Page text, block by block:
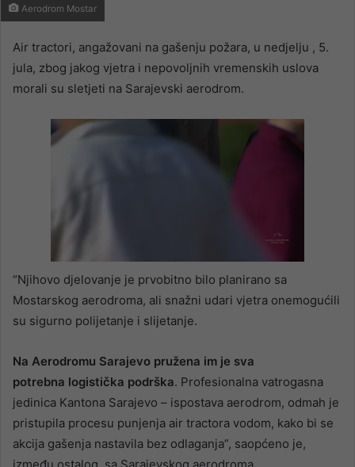
Aerodrom Mostar
Air tractori, angažovani na gašenju požara, u nedjelju , 5.
jula, zbog jakog vjetra i nepovoljnih vremenskih uslova
morali su sletjeti na Sarajevski aerodrom.
“Njihovo djelovanje je prvobitno bilo planirano sa
Mostarskog aerodroma, ali snažni udari vjetra onemogućili
su sigurno polijetanje i slijetanje.
Na Aerodromu Sarajevo pružena im je sva
potrebna logistička podrška. Profesionalna vatrogasna
jedinica Kantona Sarajevo – ispostava aerodrom, odmah je
pristupila procesu punjenja air tractora vodom, kako bi se
akcija gašenja nastavila bez odlaganja”, saopćeno je,